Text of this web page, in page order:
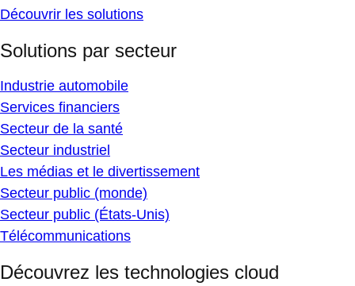
Découvrir les solutions
Solutions par secteur
Industrie automobile
Services financiers
Secteur de la santé
Secteur industriel
Les médias et le divertissement
Secteur public (monde)
Secteur public (États-Unis)
Télécommunications
Découvrez les technologies cloud